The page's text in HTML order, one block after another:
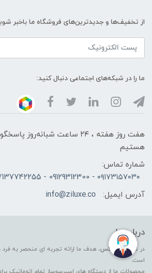
از تخفیف‌ها و جدیدترین‌های فروشگاه ما باخبر
ما را در شبکه‌های اجتماعی دنبال کنید:
هفت روز هفته ، ۲۴ ساعت شبانه‌روز
هستیم
شماره تماس:
۰۹۱۷۳۱۵۷۰۳۰ - 09129312300 - 07137742255
آدرس ایمیل:
info@ziluxe.co
درباره ما
در شرکتزیلوکس، هدف ما ارائه تجربه ای منحصر به فرد
است.